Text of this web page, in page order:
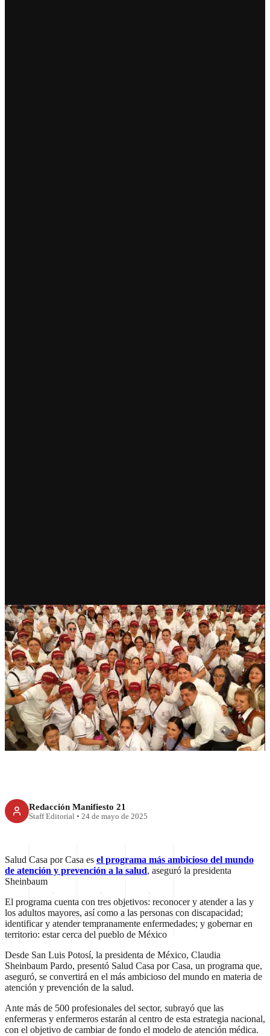
RECIENTE
Así es Salud Casa por Casa; un
modelo de salud con justicia
Redacción Manifiesto 21
Staff Editorial • 24 de mayo de 2025
Salud Casa por Casa es el programa más ambicioso del mundo
de atención y prevención a la salud, aseguró la presidenta
Sheinbaum
El programa cuenta con tres objetivos: reconocer y atender a las y
los adultos mayores, así como a las personas con discapacidad;
identificar y atender tempranamente enfermedades; y gobernar en
territorio: estar cerca del pueblo de México
Desde San Luis Potosí, la presidenta de México, Claudia
Sheinbaum Pardo, presentó Salud Casa por Casa, un programa que,
aseguró, se convertirá en el más ambicioso del mundo en materia de
atención y prevención de la salud.
Ante más de 500 profesionales del sector, subrayó que las
enfermeras y enfermeros estarán al centro de esta estrategia nacional,
con el objetivo de cambiar de fondo el modelo de atención médica.